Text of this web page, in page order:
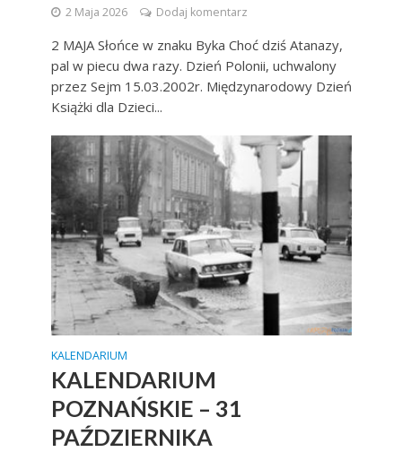
2 Maja 2026 Dodaj komentarz
2 MAJA Słońce w znaku Byka Choć dziś Atanazy,
pal w piecu dwa razy. Dzień Polonii, uchwalony
przez Sejm 15.03.2002r. Międzynarodowy Dzień
Książki dla Dzieci...
KALENDARIUM
KALENDARIUM
POZNAŃSKIE – 31
PAŹDZIERNIKA